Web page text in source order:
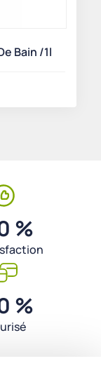
Bain /1l
%
%